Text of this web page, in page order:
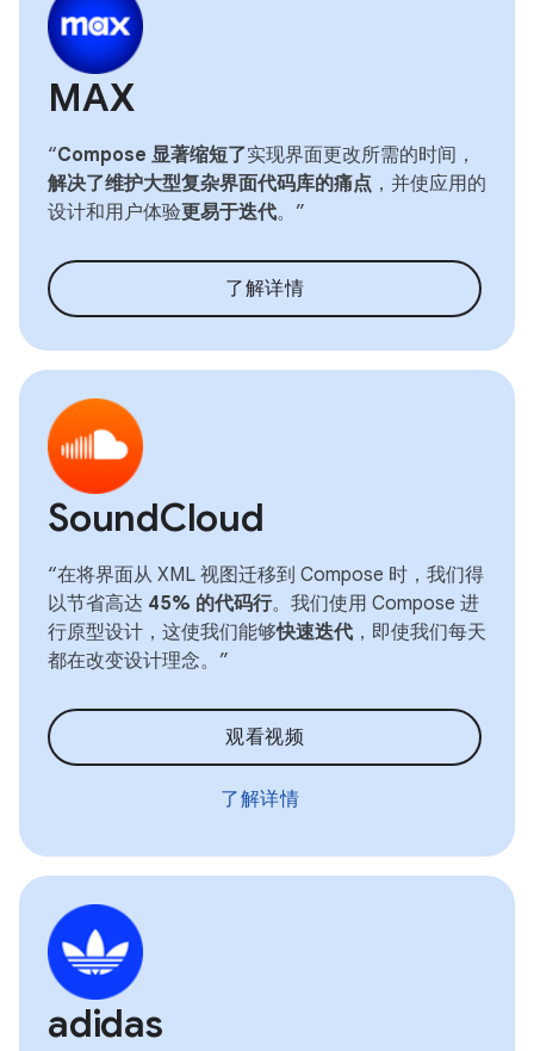
MAX
“Compose 显著缩短了实现界面更改所需的时间，
解决了维护大型复杂界面代码库的痛点 ，并使应用的
设计和用户体验更易于迭代。”
了解详情
SoundCloud
“在将界面从 XML 视图迁移到 Compose 时，我们得
以节省高达 45% 的代码行。我们使用 Compose 进
行原型设计，这使我们能够快速迭代 ，即使我们每天
都在改变设计理念。”
观看视频
了解详情
adidas